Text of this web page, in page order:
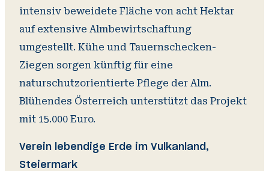
intensiv beweidete Fläche von acht Hektar
auf extensive Almbewirtschaftung
umgestellt. Kühe und Tauernschecken-
Ziegen sorgen künftig für eine
naturschutzorientierte Pflege der Alm.
Blühendes Österreich unterstützt das Projekt
mit 15.000 Euro.
Verein lebendige Erde im Vulkanland,
Steiermark